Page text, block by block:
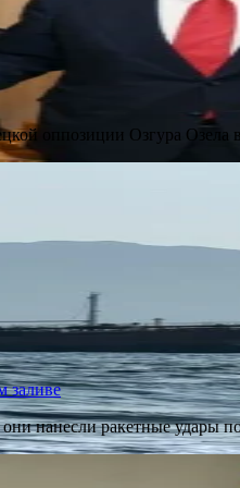
оппозиции Озгура
заливе
нанесли ракетные удары